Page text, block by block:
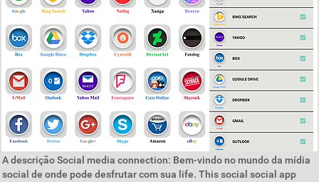
A descrição Social media connection: Bem-vindo no mundo da mídia
social de onde pode desfrutar com sua life. This social social app